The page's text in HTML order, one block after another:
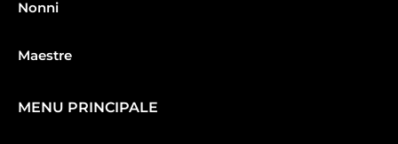
Nonni
Maestre
MENU PRINCIPALE